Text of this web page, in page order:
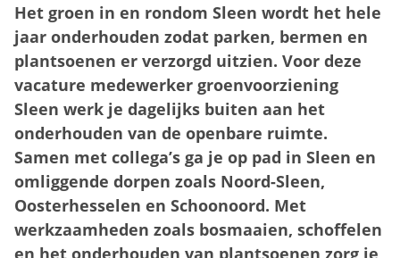
Het groen in en rondom Sleen wordt het hele
jaar onderhouden zodat parken, bermen en
plantsoenen er verzorgd uitzien. Voor deze
vacature medewerker groenvoorziening
Sleen werk je dagelijks buiten aan het
onderhouden van de openbare ruimte.
Samen met collega’s ga je op pad in Sleen en
omliggende dorpen zoals Noord-Sleen,
Oosterhesselen en Schoonoord. Met
werkzaamheden zoals bosmaaien, schoffelen
en het onderhouden van plantsoenen zorg je